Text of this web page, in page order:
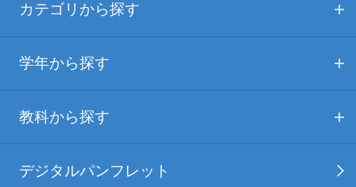
カテゴリから探す
学年から探す
教科から探す
デジタルパンフレット